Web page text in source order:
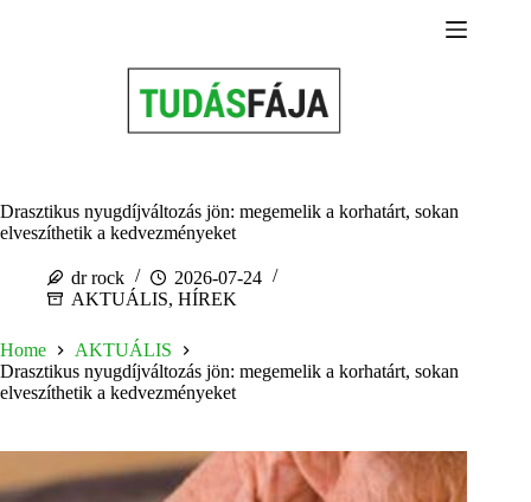
Drasztikus nyugdíjváltozás jön: megemelik a korhatárt, sokan
elveszíthetik a kedvezményeket
dr rock
2026-07-24
AKTUÁLIS, HÍREK
Home
AKTUÁLIS
Drasztikus nyugdíjváltozás jön: megemelik a korhatárt, sokan
elveszíthetik a kedvezményeket